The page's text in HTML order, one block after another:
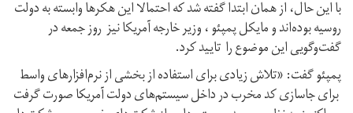
با این حال، از همان ابتدا گفته شد که احتمالا این هکرها وابسته به دولت
روسیه بوده‌اند و مایکل پمپئو ، وزیر خارجه آمریکا نیز روز جمعه در
گفت‌وگویی این موضوع را تایید کرد.
پمپئو گفت: «تلاش زیادی برای استفاده از بخشی از نرم‌افزارهای واسط
برای جاسازی كد مخرب در داخل سیستم‌های دولت آمریكا صورت گرفت